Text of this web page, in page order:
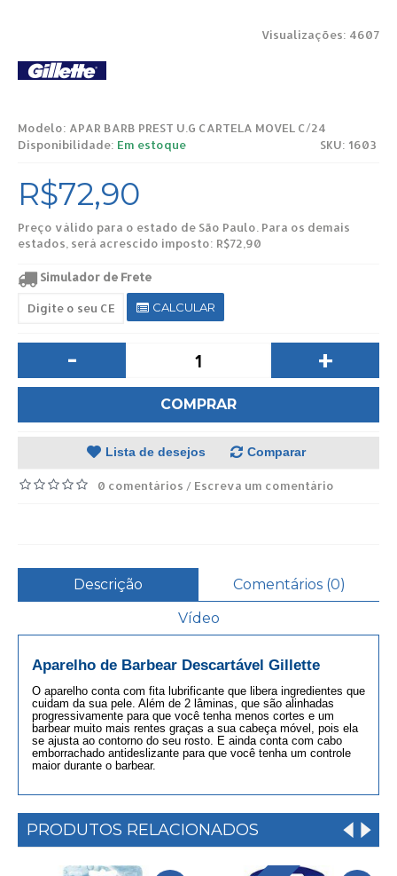
Visualizações: 4607
Modelo: APAR BARB PREST U.G CARTELA MOVEL C/24
SKU: 1603
Disponibilidade: Em estoque
R$72,90
Preço válido para o estado de São Paulo. Para os demais
estados, será acrescido imposto: R$72,90
Simulador de Frete
CALCULAR
- +
COMPRAR
Lista de desejos Comparar
0 comentários / Escreva um comentário
Descrição
Comentários (0)
Vídeo
Aparelho de Barbear Descartável Gillette
O aparelho conta com fita lubrificante que libera ingredientes que
cuidam da sua pele. Além de 2 lâminas, que são alinhadas
progressivamente para que você tenha menos cortes e um
barbear muito mais rentes graças a sua cabeça móvel, pois ela
se ajusta ao contorno do seu rosto. E ainda conta com cabo
emborrachado antideslizante para que você tenha um controle
maior durante o barbear.
PRODUTOS RELACIONADOS